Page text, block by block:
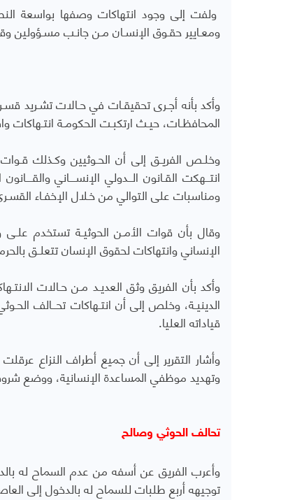
ولفت إلى وجود انتهاكات وصفها بواسعة
ومعـايير حقـوق الإنسـان مـن جانـب مسـؤولين
وأكد بأنه أجـرى تحقيقـات في حـالات
المحافظـات، حيـث ارتكبـت الحكومـة
وخلـص الفريـق إلى أن الحـوثيين وكـذلك قـوات
ومناسبات على التوالي من خـلال الإخفـاء
وقال بأن قوات الأمـن الحوثيـة تستخدم علـى
الإنساني وانتهاكات لحقوق الإنسان تتعلـق
وأكد بأن الفريق وثق العديـد مـن حـالات
الدينيـة، وخلص إلى أن انتـهاكات تحــالف
قياداته العليا.
وأشار التقرير إلى أن جميع أطراف النزاع
وتهديد موظفي المساعدة الإنسانية، ووضع
تحالف الحوثي وصالح
وأعرب الفريق عن أسفه من عدم السماح له
توجيهه أربع طلبات للسماح له بالدخول إلى